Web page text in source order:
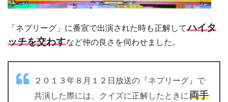
「ネプリーグ」に番宣で出演された時も正解してハイタ
ッチを交わすなど仲の良さを伺わせました。
２０１３年８月１２日放送の『ネプリーグ』で
共演した際には、クイズに正解したときに両手